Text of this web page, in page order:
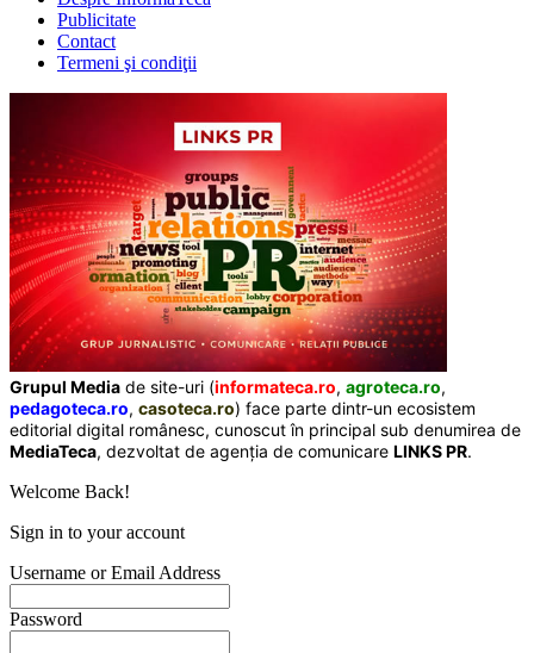
Publicitate
Contact
Termeni şi condiţii
Grupul Media de site-uri (informateca.ro, agroteca.ro,
pedagoteca.ro, casoteca.ro) face parte dintr-un ecosistem
editorial digital românesc, cunoscut în principal sub denumirea de
MediaTeca, dezvoltat de agenția de comunicare LINKS PR.
Welcome Back!
Sign in to your account
Username or Email Address
Password